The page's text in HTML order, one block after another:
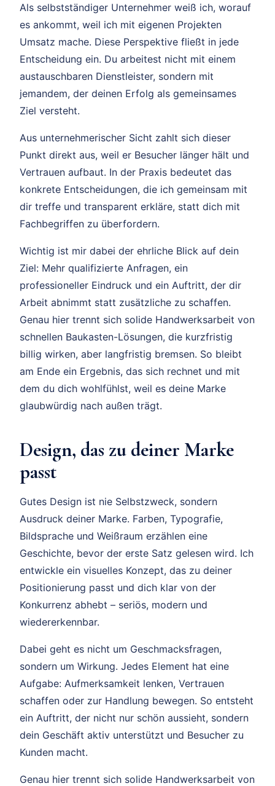
Als selbstständiger Unternehmer weiß ich, worauf
es ankommt, weil ich mit eigenen Projekten
Umsatz mache. Diese Perspektive fließt in jede
Entscheidung ein. Du arbeitest nicht mit einem
austauschbaren Dienstleister, sondern mit
jemandem, der deinen Erfolg als gemeinsames
Ziel versteht.
Aus unternehmerischer Sicht zahlt sich dieser
Punkt direkt aus, weil er Besucher länger hält und
Vertrauen aufbaut. In der Praxis bedeutet das
konkrete Entscheidungen, die ich gemeinsam mit
dir treffe und transparent erkläre, statt dich mit
Fachbegriffen zu überfordern.
Wichtig ist mir dabei der ehrliche Blick auf dein
Ziel: Mehr qualifizierte Anfragen, ein
professioneller Eindruck und ein Auftritt, der dir
Arbeit abnimmt statt zusätzliche zu schaffen.
Genau hier trennt sich solide Handwerksarbeit von
schnellen Baukasten-Lösungen, die kurzfristig
billig wirken, aber langfristig bremsen. So bleibt
am Ende ein Ergebnis, das sich rechnet und mit
dem du dich wohlfühlst, weil es deine Marke
glaubwürdig nach außen trägt.
Design, das zu deiner Marke
passt
Gutes Design ist nie Selbstzweck, sondern
Ausdruck deiner Marke. Farben, Typografie,
Bildsprache und Weißraum erzählen eine
Geschichte, bevor der erste Satz gelesen wird. Ich
entwickle ein visuelles Konzept, das zu deiner
Positionierung passt und dich klar von der
Konkurrenz abhebt – seriös, modern und
wiedererkennbar.
Dabei geht es nicht um Geschmacksfragen,
sondern um Wirkung. Jedes Element hat eine
Aufgabe: Aufmerksamkeit lenken, Vertrauen
schaffen oder zur Handlung bewegen. So entsteht
ein Auftritt, der nicht nur schön aussieht, sondern
dein Geschäft aktiv unterstützt und Besucher zu
Kunden macht.
Genau hier trennt sich solide Handwerksarbeit von